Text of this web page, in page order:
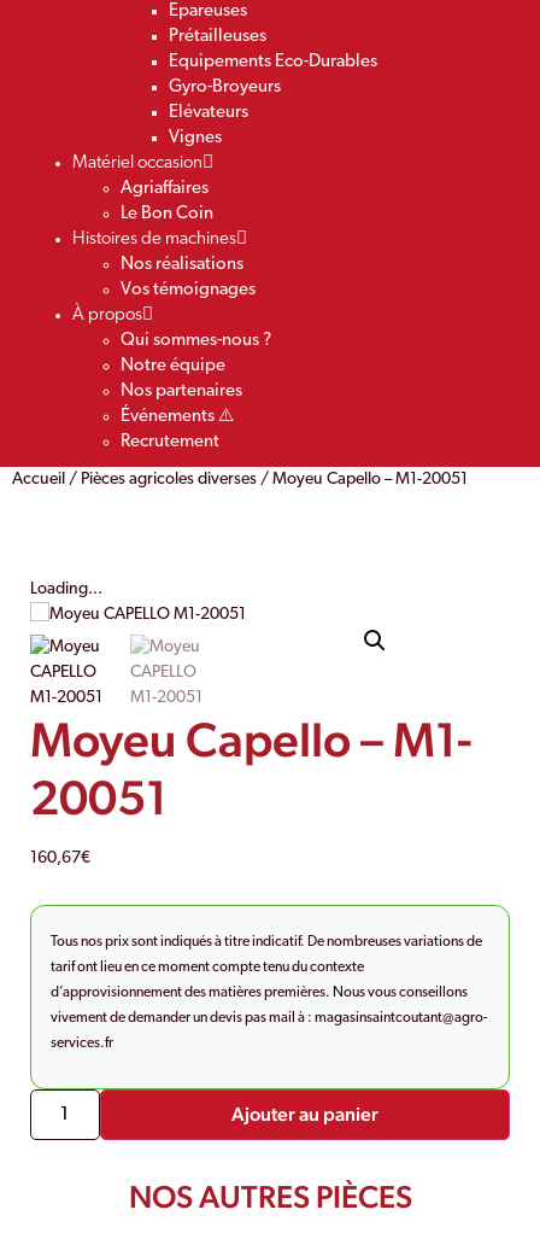
Epareuses
Prétailleuses
Equipements Eco-Durables
Gyro-Broyeurs
Elévateurs
Vignes
Matériel occasion
Agriaffaires
Le Bon Coin
Histoires de machines
Nos réalisations
Vos témoignages
À propos
Qui sommes-nous ?
Notre équipe
Nos partenaires
Événements ⚠️
Recrutement
Accueil / Pièces agricoles diverses / Moyeu Capello – M1-20051
Loading...
Moyeu Capello – M1-
20051
160,67€
Tous nos prix sont indiqués à titre indicatif. De nombreuses variations de
tarif ont lieu en ce moment compte tenu du contexte
d’approvisionnement des matières premières. Nous vous conseillons
vivement de demander un devis pas mail à : magasinsaintcoutant@agro-
services.fr
Ajouter au panier
NOS AUTRES PIÈCES